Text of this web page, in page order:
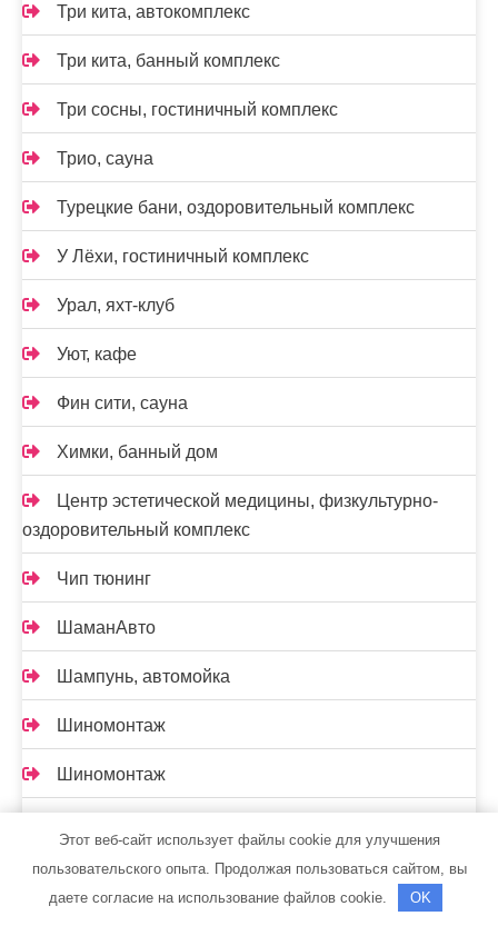
Три кита, автокомплекс
Три кита, банный комплекс
Три сосны, гостиничный комплекс
Трио, сауна
Турецкие бани, оздоровительный комплекс
У Лёхи, гостиничный комплекс
Урал, яхт-клуб
Уют, кафе
Фин сити, сауна
Химки, банный дом
Центр эстетической медицины, физкультурно-
оздоровительный комплекс
Чип тюнинг
ШаманАвто
Шампунь, автомойка
Шиномонтаж
Шиномонтаж
Экватор, сауна
Этот веб-сайт использует файлы cookie для улучшения
пользовательского опыта. Продолжая пользоваться сайтом, вы
даете согласие на использование файлов cookie.
OK